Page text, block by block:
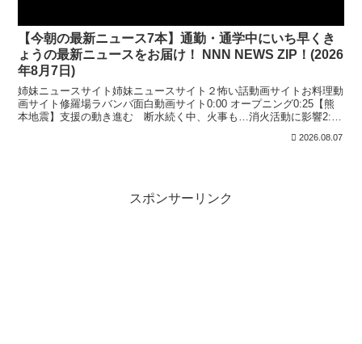
【今朝の最新ニュース7本】通勤・通学中にいち早くき
ょうの最新ニュースをお届け！ NNN NEWS ZIP！(2026
年8月7日)
姉妹ニュースサイト姉妹ニュースサイト２怖い話動画サイトお料理動
画サイト修羅場ラバンバ面白動画サイト0:00 オープニング0:25【熊
本地震】支援の動き進む 断水続く中、火事も…消火活動に影響2:41
2026.08.07
スポンサーリンク